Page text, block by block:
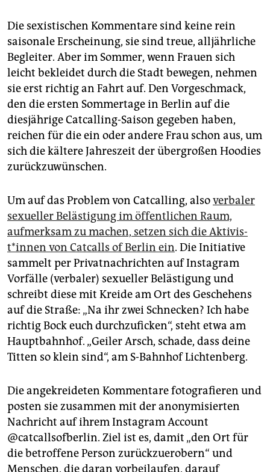
Die sexistischen Kommentare sind keine rein
saisonale Erscheinung, sie sind treue, alljährliche
Begleiter. Aber im Sommer, wenn Frauen sich
leicht bekleidet durch die Stadt bewegen, nehmen
sie erst richtig an Fahrt auf. Den Vorgeschmack,
den die ersten Sommertage in Berlin auf die
diesjährige Catcalling-Saison gegeben haben,
reichen für die ein oder andere Frau schon aus, um
sich die kältere Jahreszeit der übergroßen Hoodies
zurückzuwünschen.
Um auf das Problem von Catcalling, alsoverbaler
sexueller Belästigung im öffentlichen Raum,
aufmerksam zu machen, setzen sich die Ak­ti­vis­
t*in­nen von Catcalls of Berlin ein. Die Initiative
sammelt per Privatnachrichten auf Instagram
Vorfälle (verbaler) sexueller Belästigung und
schreibt diese mit Kreide am Ort des Geschehens
auf die Straße: „Na ihr zwei Schnecken? Ich habe
richtig Bock euch durchzuficken“, steht etwa am
Hauptbahnhof. „Geiler Arsch, schade, dass deine
Titten so klein sind“, am S-Bahnhof Lichtenberg.
Die angekreideten Kommentare fotografieren und
posten sie zusammen mit der anonymisierten
Nachricht auf ihrem Instagram Account
@catcallsofberlin. Ziel ist es, damit „den Ort für
die betroffene Person zurückzuerobern“ und
Menschen, die daran vorbeilaufen, darauf